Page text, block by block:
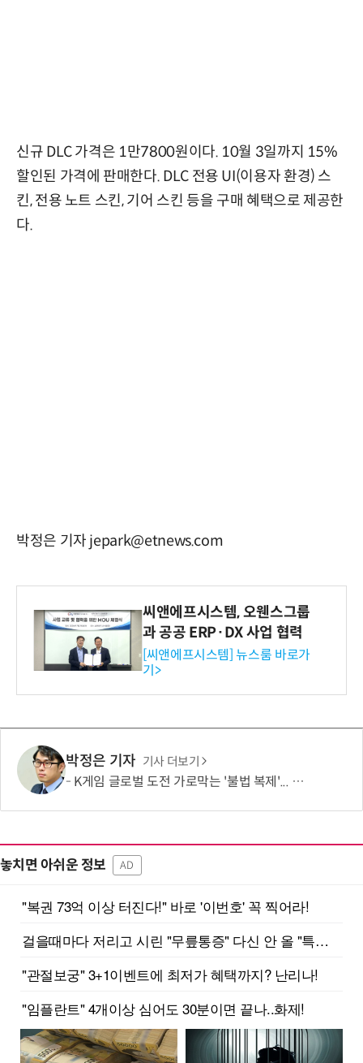
신규 DLC 가격은 1만7800원이다. 10월 3일까지 15%
할인된 가격에 판매한다. DLC 전용 UI(이용자 환경) 스
킨, 전용 노트 스킨, 기어 스킨 등을 구매 혜택으로 제공한
다.
박정은 기자 jepark@etnews.com
씨앤에프시스템, 오웬스그룹
과 공공 ERP·DX 사업 협력
[씨앤에프시스템] 뉴스룸 바로가
기>
박정은 기자 기사 더보기
K게임 글로벌 도전 가로막는 '불법 복제'... 패키지 게임 '크랙' 버젓이 유통
놓치면 아쉬운 정보 AD